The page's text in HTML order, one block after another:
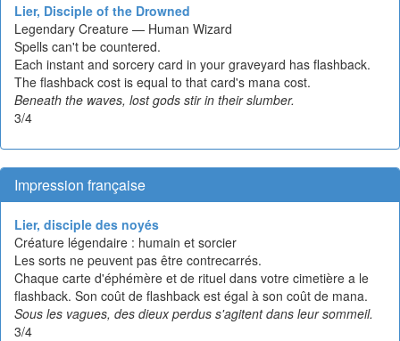
Lier, Disciple of the Drowned
Legendary Creature — Human Wizard
Spells can't be countered.
Each instant and sorcery card in your graveyard has flashback.
The flashback cost is equal to that card's mana cost.
Beneath the waves, lost gods stir in their slumber.
3/4
Impression française
Lier, disciple des noyés
Créature légendaire : humain et sorcier
Les sorts ne peuvent pas être contrecarrés.
Chaque carte d'éphémère et de rituel dans votre cimetière a le
flashback. Son coût de flashback est égal à son coût de mana.
Sous les vagues, des dieux perdus s'agitent dans leur sommeil.
3/4